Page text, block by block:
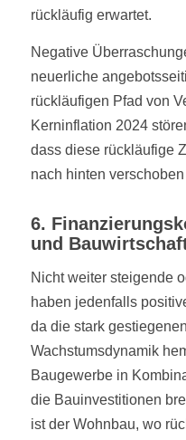
rückläufig erwartet.
Negative
neuerliche
rückläufigen Pfad von
Kerninflation 2024
dass diese rückläufige
nach hinten
6.
und
Nicht weiter steigende
haben jedenfalls
da die stark
Wachstumsdynamik
Baugewerbe in
die Bauinvestitionen
ist der Wohnbau, wo